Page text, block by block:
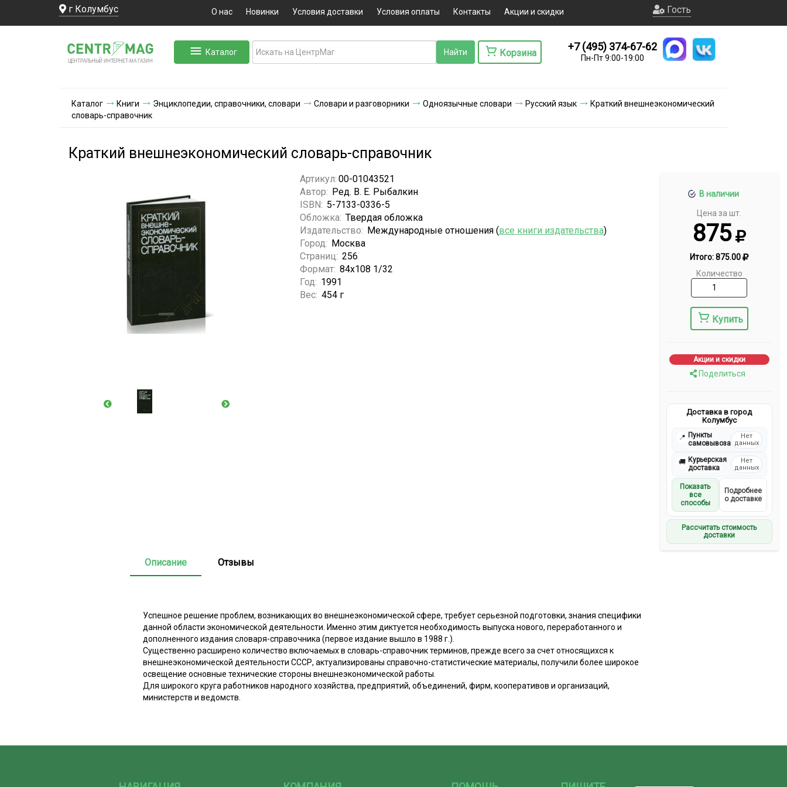
г Колумбус О нас Новинки Условия доставки Условия оплаты Контакты Акции и скидки Гость
ЦЕНТРАЛЬНЫЙ ИНТЕРНЕТ-МА ГАЗИН
Каталог Корзина
+7 (495) 374-67-62
Пн-Пт 9:00-19:00
Каталог Книги Энциклопедии, справочники, словари Словари и разговорники Одноязычные словари Русский язык
Краткий внешнеэкономический
словарь-справочник
Краткий внешнеэкономический словарь-справочник
В наличии
Цена за шт.
875
Итого:875.00
Количество
Купить
Акции и скидки
Поделиться
Доставка в город
Колумбус
📍 Пункты
самовывоза
Нет
данных
🚚 Курьерская
доставка
Нет
данных
Показать
все
способы
Подробнее
о доставке
Рассчитать стоимость
доставки
Артикул: 00-01043521
Автор: Ред. В. Е. Рыбалкин
ISBN: 5-7133-0336-5
Обложка: Твердая обложка
Издательство: Международные отношения (все книги издательства)
Город: Москва
Страниц: 256
Формат: 84x108 1/32
Год: 1991
Вес: 454 г
Описание Отзывы
Успешное решение проблем, возникающих во внешнеэкономической сфере, требует серьезной подготовки, знания специфики
данной области экономической деятельности. Именно этим диктуется необходимость выпуска нового, переработанного и
дополненного издания словаря-справочника (первое издание вышло в 1988 г.).
Существенно расширено количество включаемых в словарь-справочник терминов, прежде всего за счет относящихся к
внешнеэкономической деятельности СССР, актуализированы справочно-статистические материалы, получили более широкое
освещение основные технические стороны внешнеэкономической работы.
Для широкого круга работников народного хозяйства, предприятий, объединений, фирм, кооперативов и организаций,
министерств и ведомств.